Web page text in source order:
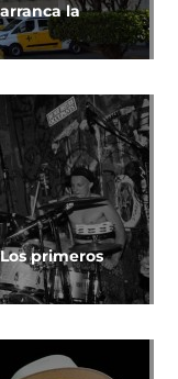
la
primeros